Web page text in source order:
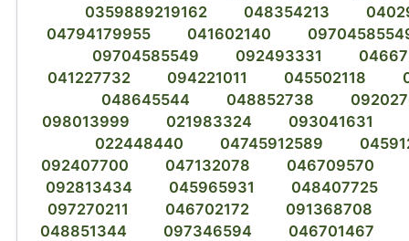
0359889219162
048354213
04794179955
041602140
09704585549
092493331
041227732
094221011 045502118
048645544
048852738
098013999
021983324
093041631
022448440
04745912589
092407700
047132078
046709570
092813434
045965931
048407725
097270211
046702172 091368708
048851344
097346594
046701467